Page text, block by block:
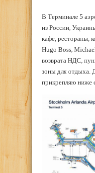
В Терминале 5
из России,
кафе, рестораны,
Hugo Boss,
возврата НДС,
зоны для отдыха.
прикрепляю ниже